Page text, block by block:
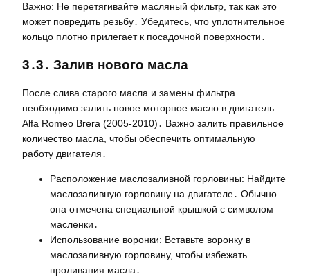
Важно: Не перетягивайте масляный фильтр, так как это
может повредить резьбу․ Убедитесь, что уплотнительное
кольцо плотно прилегает к посадочной поверхности․
3․3․ Залив нового масла
После слива старого масла и замены фильтра
необходимо залить новое моторное масло в двигатель
Alfa Romeo Brera (2005-2010)․ Важно залить правильное
количество масла, чтобы обеспечить оптимальную
работу двигателя․
Расположение маслозаливной горловины: Найдите
маслозаливную горловину на двигателе․ Обычно
она отмечена специальной крышкой с символом
масленки․
Использование воронки: Вставьте воронку в
маслозаливную горловину, чтобы избежать
проливания масла․